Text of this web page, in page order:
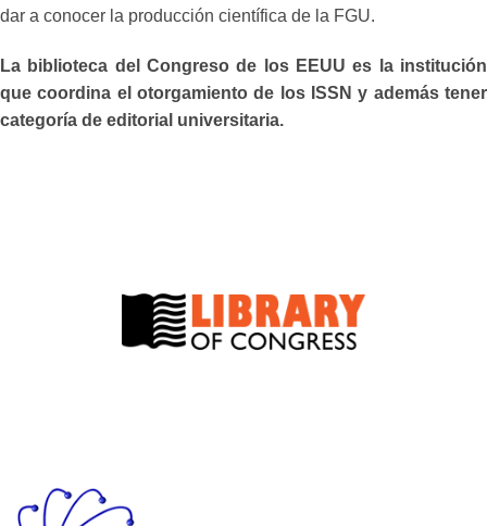
dar a conocer la producción científica de la FGU.
La biblioteca del Congreso de los EEUU es la institución
que coordina el otorgamiento de los ISSN y además tener
categoría de editorial universitaria.